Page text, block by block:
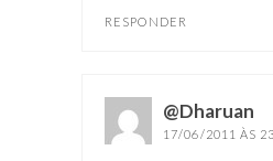
RESPONDER
@Dharuan
17/06/2011 ÀS